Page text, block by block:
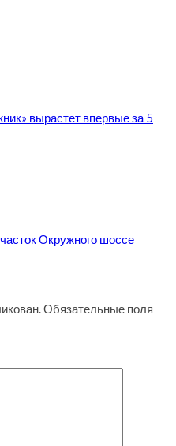
вырастет впервые за 5
Окружного шоссе
Обязательные поля